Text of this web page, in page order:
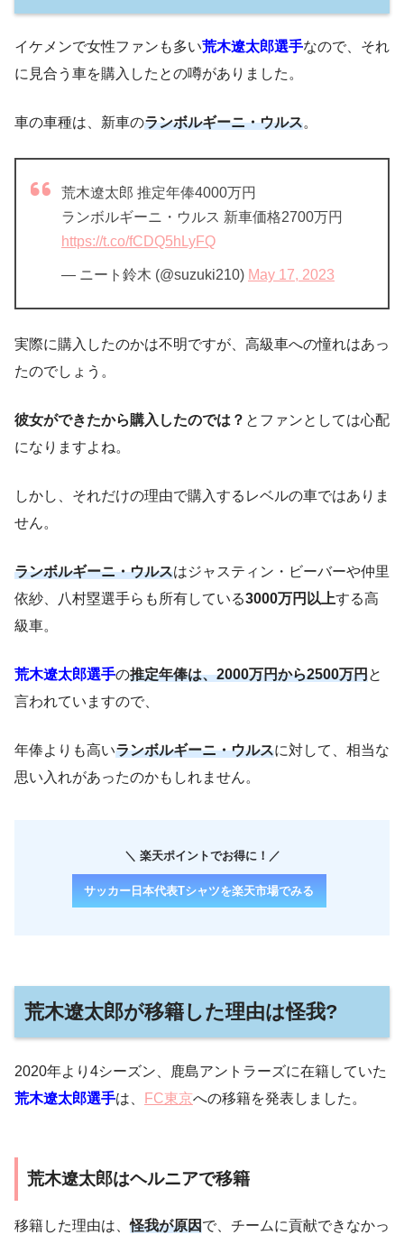
イケメンで女性ファンも多い荒木遼太郎選手なので、それ
に見合う車を購入したとの噂がありました。
車の車種は、新車のランボルギーニ・ウルス。
荒木遼太郎 推定年俸4000万円
ランボルギーニ・ウルス 新車価格2700万円
https://t.co/fCDQ5hLyFQ
— ニート鈴木 (@suzuki210) May 17, 2023
実際に購入したのかは不明ですが、高級車への憧れはあっ
たのでしょう。
彼女ができたから購入したのでは？ とファンとしては心配
になりますよね。
しかし、それだけの理由で購入するレベルの車ではありま
せん。
ランボルギーニ・ウルスはジャスティン・ビーバーや仲里
依紗、八村塁選手らも所有している3000万円以上する高
級車。
荒木遼太郎選手の推定年俸は、2000万円から2500万円と
言われていますので、
年俸よりも高いランボルギーニ・ウルスに対して、相当な
思い入れがあったのかもしれません。
＼ 楽天ポイントでお得に！／
サッカー日本代表Tシャツを楽天市場でみる
荒木遼太郎が移籍した理由は怪我?
2020年より4シーズン、鹿島アントラーズに在籍していた
荒木遼太郎選手は、 FC東京への移籍を発表しました。
荒木遼太郎はヘルニアで移籍
移籍した理由は、怪我が原因で、チームに貢献できなかっ